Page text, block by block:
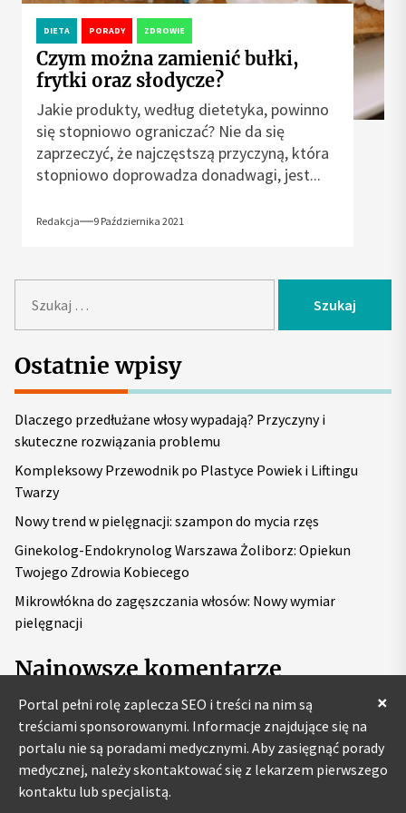
×
Portal pełni rolę zaplecza SEO i treści na nim są
treściami sponsorowanymi. Informacje znajdujące się na
portalu nie są poradami medycznymi. Aby zasięgnąć porady
medycznej, należy skontaktować się z lekarzem pierwszego
kontaktu lub specjalistą.
DIETA PORADY ZDROWIE
Czym można zamienić bułki,
frytki oraz słodycze?
Jakie produkty, według dietetyka, powinno
się stopniowo ograniczać? Nie da się
zaprzeczyć, że najczęstszą przyczyną, która
stopniowo doprowadza donadwagi, jest...
Redakcja 9 Października 2021
u
k
a
j
:
Ostatnie wpisy
Dlaczego przedłużane włosy wypadają? Przyczyny i
skuteczne rozwiązania problemu
Kompleksowy Przewodnik po Plastyce Powiek i Liftingu
Twarzy
Nowy trend w pielęgnacji: szampon do mycia rzęs
Ginekolog-Endokrynolog Warszawa Żoliborz: Opiekun
Twojego Zdrowia Kobiecego
Mikrowłókna do zagęszczania włosów: Nowy wymiar
pielęgnacji
Najnowsze komentarze